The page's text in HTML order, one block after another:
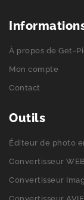
À propos de Get-
Mon compte
Contact
Outils
Éditeur de photo
Convertisseur WEB
Convertisseur